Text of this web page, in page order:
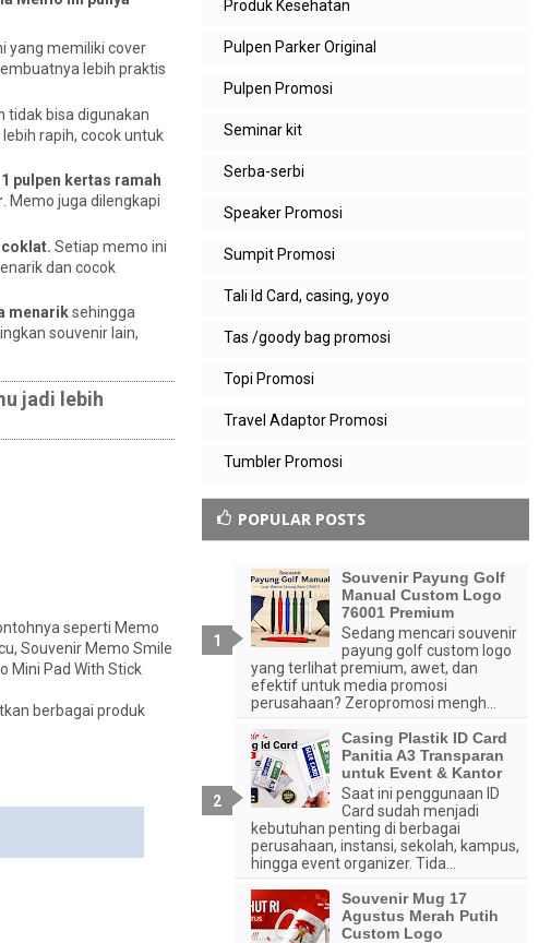
yang memiliki cover
lebih praktis
tidak bisa digunakan
rapih, cocok untuk
pulpen kertas ramah
. Memo juga dilengkapi
coklat. Setiap memo ini
dan cocok
menariksehingga
souvenir lain,
jadi lebih
seperti Memo
Souvenir Memo Smile
Mini Pad With Stick
berbagai produk
Produk Kesehatan
Pulpen Parker Original
Pulpen Promosi
Seminar kit
Serba-serbi
Speaker Promosi
Sumpit Promosi
Tali Id Card, casing, yoyo
Tas /goody bag promosi
Topi Promosi
Travel Adaptor Promosi
Tumbler Promosi
POPULAR POSTS
Souvenir Payung Golf
Manual Custom Logo
76001 Premium
Sedang mencari souvenir
payung golf custom logo
yang terlihat premium, awet, dan
efektif untuk media promosi
perusahaan? Zeropromosi mengh...
Casing Plastik ID Card
Panitia A3 Transparan
untuk Event & Kantor
Saat ini penggunaan ID
Card sudah menjadi
kebutuhan penting di berbagai
perusahaan, instansi, sekolah, kampus,
hingga event organizer. Tida...
Souvenir Mug 17
Agustus Merah Putih
Custom Logo